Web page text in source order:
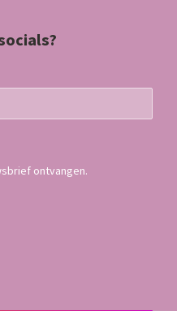
ontvangen.